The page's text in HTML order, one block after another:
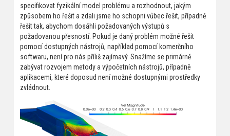
specifikovat fyzikální model problému a rozhodnout, jakým
způsobem ho řešit a zdali jsme ho schopni vůbec řešit, případně
řešit tak, abychom dosáhli požadovaných výstupů s
požadovanou přesností. Pokud je daný problém možné řešit
pomocí dostupných nástrojů, například pomocí komerčního
softwaru, není pro nás příliš zajímavý. Snažíme se primárně
zabývat rozvojem metody a výpočetních nástrojů, případně
aplikacemi, které doposud není možné dostupnými prostředky
zvládnout.